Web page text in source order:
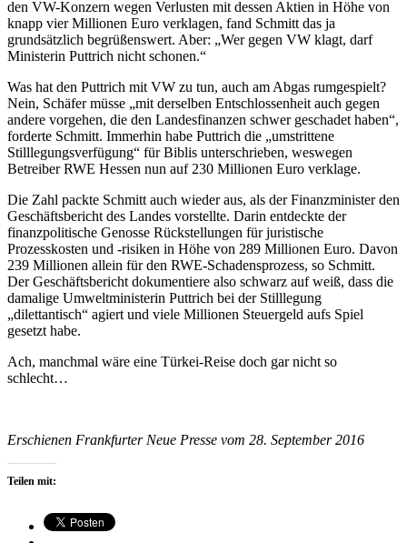
den VW-Konzern wegen Verlusten mit dessen Aktien in Höhe von
knapp vier Millionen Euro verklagen, fand Schmitt das ja
grundsätzlich begrüßenswert. Aber: „Wer gegen VW klagt, darf
Ministerin Puttrich nicht schonen.“
Was hat den Puttrich mit VW zu tun, auch am Abgas rumgespielt?
Nein, Schäfer müsse „mit derselben Entschlossenheit auch gegen
andere vorgehen, die den Landesfinanzen schwer geschadet haben“,
forderte Schmitt. Immerhin habe Puttrich die „umstrittene
Stilllegungsverfügung“ für Biblis unterschrieben, weswegen
Betreiber RWE Hessen nun auf 230 Millionen Euro verklage.
Die Zahl packte Schmitt auch wieder aus, als der Finanzminister den
Geschäftsbericht des Landes vorstellte. Darin entdeckte der
finanzpolitische Genosse Rückstellungen für juristische
Prozesskosten und -risiken in Höhe von 289 Millionen Euro. Davon
239 Millionen allein für den RWE-Schadensprozess, so Schmitt.
Der Geschäftsbericht dokumentiere also schwarz auf weiß, dass die
damalige Umweltministerin Puttrich bei der Stilllegung
„dilettantisch“ agiert und viele Millionen Steuergeld aufs Spiel
gesetzt habe.
Ach, manchmal wäre eine Türkei-Reise doch gar nicht so
schlecht…
Erschienen Frankfurter Neue Presse vom 28. September 2016
Teilen mit: